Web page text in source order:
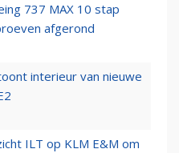
737 MAX 10 stap
afgerond
interieur van nieuwe
ILT op KLM E&M om